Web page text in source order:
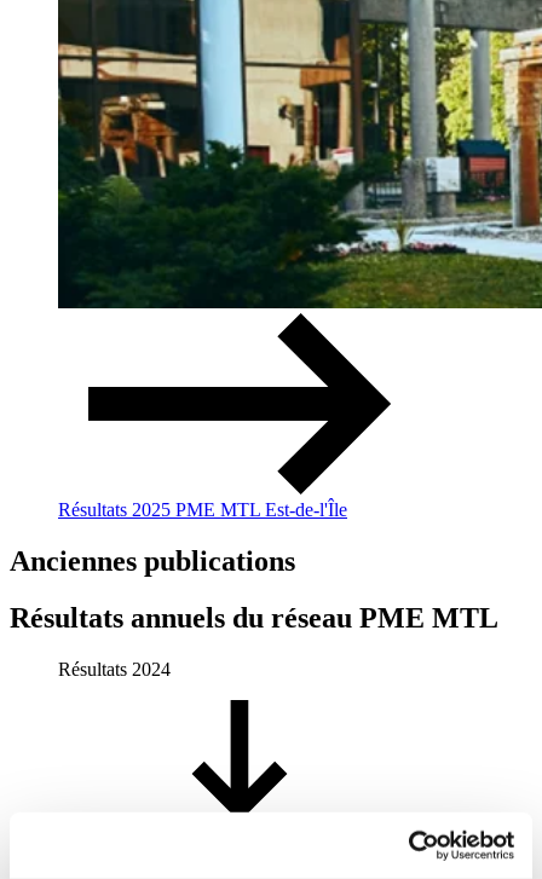
Résultats 2025 PME MTL Est-de-l'Île
Anciennes publications
Résultats annuels du réseau PME MTL
Résultats 2024